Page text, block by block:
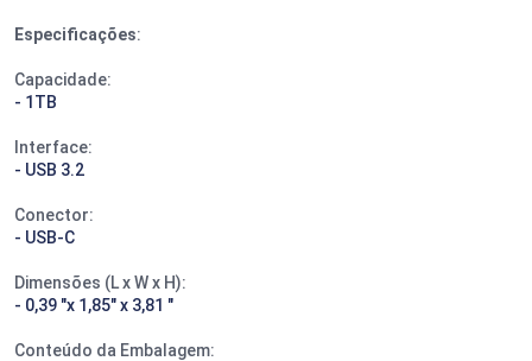
Especificações:
Capacidade:
- 1TB
Interface:
- USB 3.2
Conector:
- USB-C
Dimensões (L x W x H):
- 0,39 "x 1,85" x 3,81 "
Conteúdo da Embalagem: